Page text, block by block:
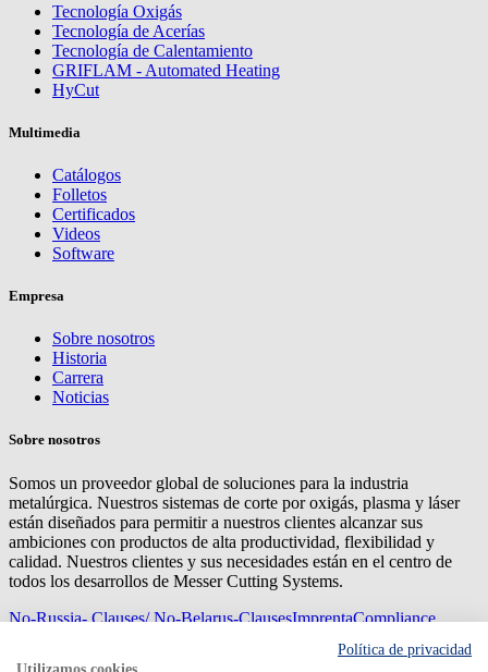
Tecnología Oxigás
Tecnología de Acerías
Tecnología de Calentamiento
GRIFLAM - Automated Heating
HyCut
Multimedia
Catálogos
Folletos
Certificados
Videos
Software
Empresa
Sobre nosotros
Historia
Carrera
Noticias
Sobre nosotros
Somos un proveedor global de soluciones para la industria
metalúrgica. Nuestros sistemas de corte por oxigás, plasma y láser
están diseñados para permitir a nuestros clientes alcanzar sus
ambiciones con productos de alta productividad, flexibilidad y
calidad. Nuestros clientes y sus necesidades están en el centro de
todos los desarrollos de Messer Cutting Systems.
No-Russia- Clauses/ No-Belarus-ClausesImprentaCompliance
Política de privacidad